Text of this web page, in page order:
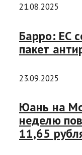
21.08.2025
Барро: ЕС
пакет
23.09.2025
Юань на
неделю
11,65